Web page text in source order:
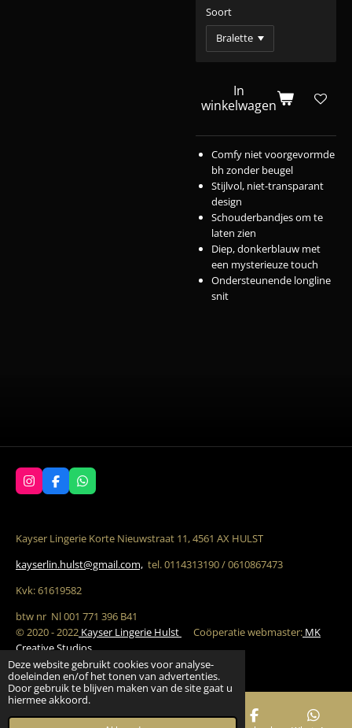
Deze website gebruikt cookies voor analyse-
doeleinden en/of het tonen van advertenties.
Door gebruik te blijven maken van de site gaat u
hiermee akkoord.
Soort
In
winkelwagen
Comfy niet voorgevormde
bh zonder beugel
Stijlvol, niet-transparant
design
Schouderbandjes om te
laten zien
Diep, donkerblauw met
een mysterieuze touch
Ondersteunende longline
snit
I
n
g
a
F
a
b
o
k
W
h
A
p
Kayser Lingerie Korte Nieuwstraat 11, 4561 AX HULST
kayserlin.hulst@gmail.com, tel. 0114313190 / 0610867473
Kvk: 61619582
btw nr Nl 001 771 396 B41
© 2020 - 2022 Kayser Lingerie Hulst Coöperatie webmaster: MK
Creative Studios
Powered byJouwWeb